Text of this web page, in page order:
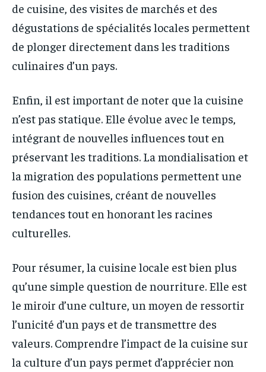
de cuisine, des visites de marchés et des
dégustations de spécialités locales permettent
de plonger directement dans les traditions
culinaires d’un pays.
Enfin, il est important de noter que la cuisine
n’est pas statique. Elle évolue avec le temps,
intégrant de nouvelles influences tout en
préservant les traditions. La mondialisation et
la migration des populations permettent une
fusion des cuisines, créant de nouvelles
tendances tout en honorant les racines
culturelles.
Pour résumer, la cuisine locale est bien plus
qu’une simple question de nourriture. Elle est
le miroir d’une culture, un moyen de ressortir
l’unicité d’un pays et de transmettre des
valeurs. Comprendre l’impact de la cuisine sur
la culture d’un pays permet d’apprécier non